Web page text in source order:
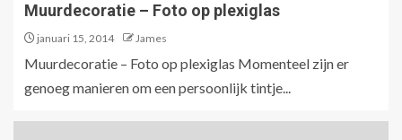
Muurdecoratie – Foto op plexiglas
januari 15, 2014 James
Muurdecoratie – Foto op plexiglas Momenteel zijn er
genoeg manieren om een persoonlijk tintje...